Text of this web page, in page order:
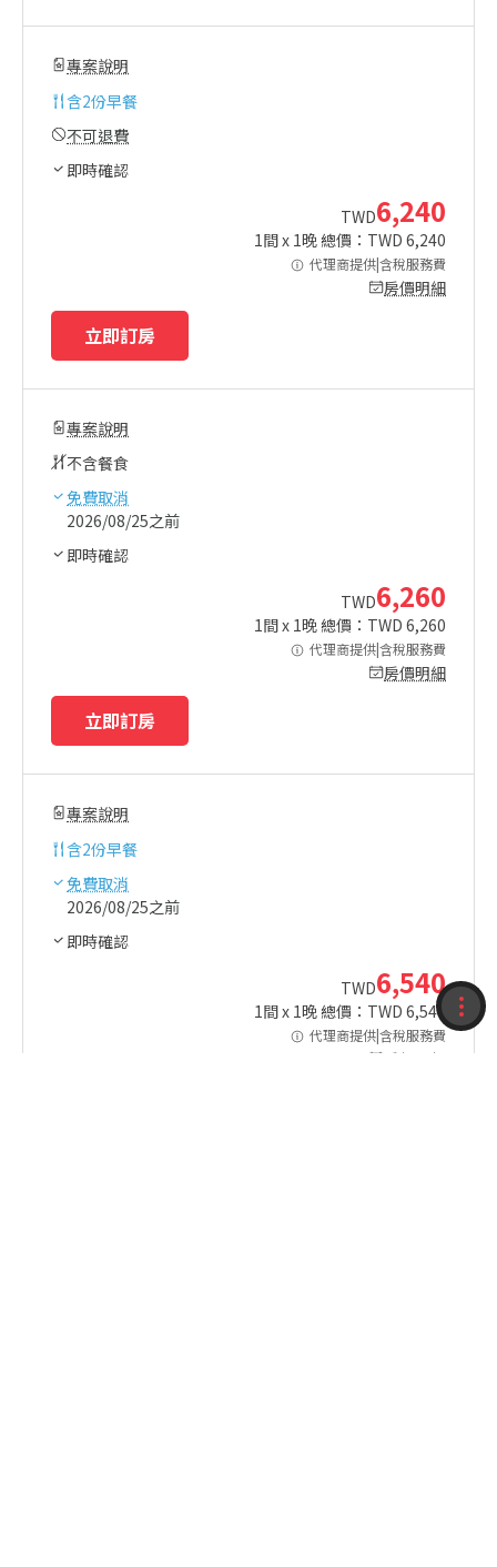
收藏
專案說明
含2份早餐
不可退費
即時確認
TWD6,240
1間 x 1晚 總價：TWD 6,240
代理商提供|含稅服務費
房價明細
立即訂房
專案說明
不含餐食
免費取消
2026/08/25之前
即時確認
TWD6,260
1間 x 1晚 總價：TWD 6,260
代理商提供|含稅服務費
房價明細
立即訂房
專案說明
含2份早餐
免費取消
2026/08/25之前
即時確認
TWD6,540
1間 x 1晚 總價：TWD 6,540
代理商提供|含稅服務費
房價明細